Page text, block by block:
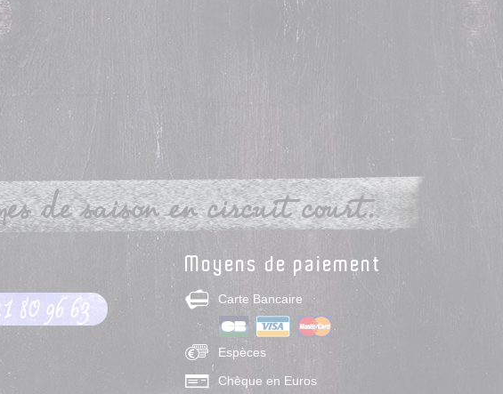
de saison en circuit court.
80 96 63
Moyens de paiement
Carte Bancaire
Espèces
Chèque en Euros